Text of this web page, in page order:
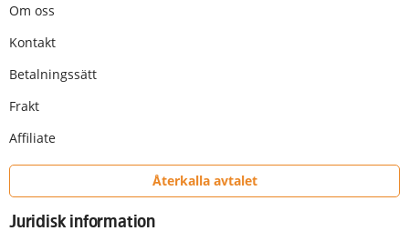
Om oss
Kontakt
Betalningssätt
Frakt
Affiliate
Återkalla avtalet
Juridisk information